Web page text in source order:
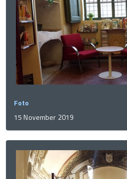
Foto
15 November 2019